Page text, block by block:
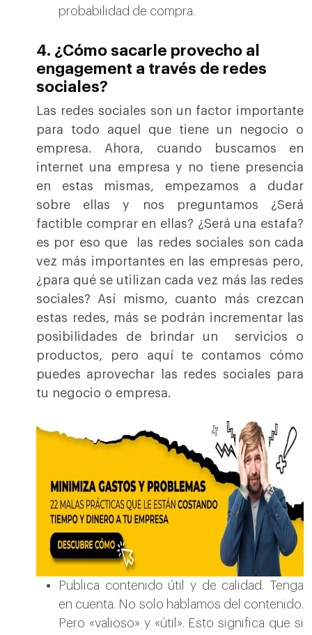
probabilidad de compra.
4. ¿Cómo sacarle provecho al
engagement a través de redes
sociales?
Las redes sociales son un factor importante
para todo aquel que tiene un negocio o
empresa. Ahora, cuando buscamos en
internet una empresa y no tiene presencia
en estas mismas, empezamos a dudar
sobre ellas y nos preguntamos ¿Será
factible comprar en ellas? ¿Será una estafa?
es por eso que las redes sociales son cada
vez más importantes en las empresas pero,
¿para qué se utilizan cada vez más las redes
sociales? Así mismo, cuanto más crezcan
estas redes, más se podrán incrementar las
posibilidades de brindar un servicios o
productos, pero aquí te contamos cómo
puedes aprovechar las redes sociales para
tu negocio o empresa.
Publica contenido útil y de calidad. Tenga
en cuenta. No solo hablamos del contenido.
Pero «valioso» y «útil». Esto significa que si